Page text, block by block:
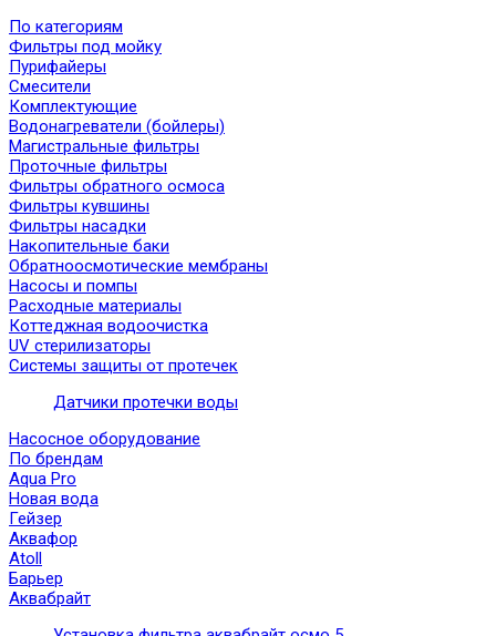
По категориям
Фильтры под мойку
Пурифайеры
Смесители
Комплектующие
Водонагреватели (бойлеры)
Магистральные фильтры
Проточные фильтры
Фильтры обратного осмоса
Фильтры кувшины
Фильтры насадки
Накопительные баки
Обратноосмотические мембраны
Насосы и помпы
Расходные материалы
Коттеджная водоочистка
UV стерилизаторы
Системы защиты от протечек
Датчики протечки воды
Насосное оборудование
По брендам
Aqua Pro
Новая вода
Гейзер
Аквафор
Atoll
Барьер
Аквабрайт